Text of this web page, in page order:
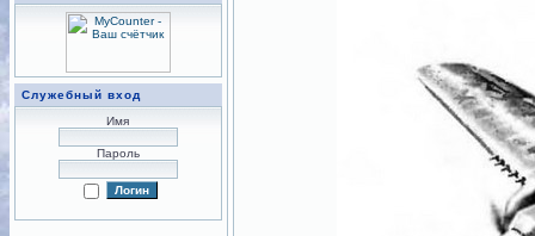
Служебный вход
Имя
Пароль